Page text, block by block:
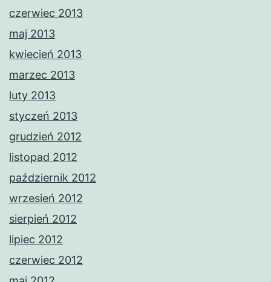
czerwiec 2013
maj 2013
kwiecień 2013
marzec 2013
luty 2013
styczeń 2013
grudzień 2012
listopad 2012
październik 2012
wrzesień 2012
sierpień 2012
lipiec 2012
czerwiec 2012